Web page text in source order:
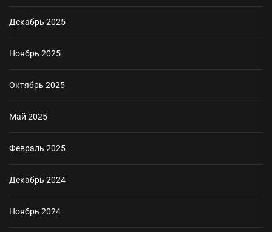
Декабрь 2025
Ноябрь 2025
Октябрь 2025
Май 2025
Февраль 2025
Декабрь 2024
Ноябрь 2024